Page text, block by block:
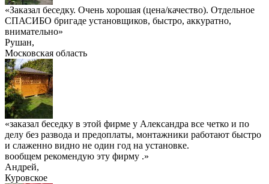
«Заказал беседку. Очень хорошая (цена/качество). Отдельное
СПАСИБО бригаде установщиков, быстро, аккуратно,
внимательно»
Рушан,
Московская область
«заказал беседку в этой фирме у Александра все четко и по
делу без развода и предоплаты, монтажники работают быстро
и слаженно видно не один год на установке.
вообщем рекомендую эту фирму .»
Андрей,
Куровское